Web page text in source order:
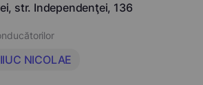
str. Independenţei, 136
NICOLAE